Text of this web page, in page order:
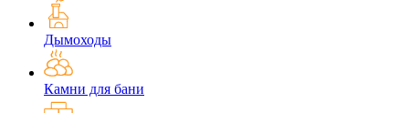
Дымоходы
Камни для бани